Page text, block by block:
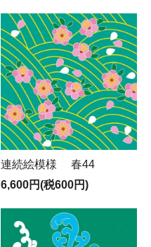
連続絵模様 春44
6,600円(税600円)